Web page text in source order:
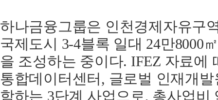
하나금융그룹은 인천경제자유구
국제도시 3‑4블록 일대 24만8000
을 조성하는 중이다. IFEZ 자료에
통합데이터센터, 글로벌 인재개
함하는 3단계 사업으로, 총사업비